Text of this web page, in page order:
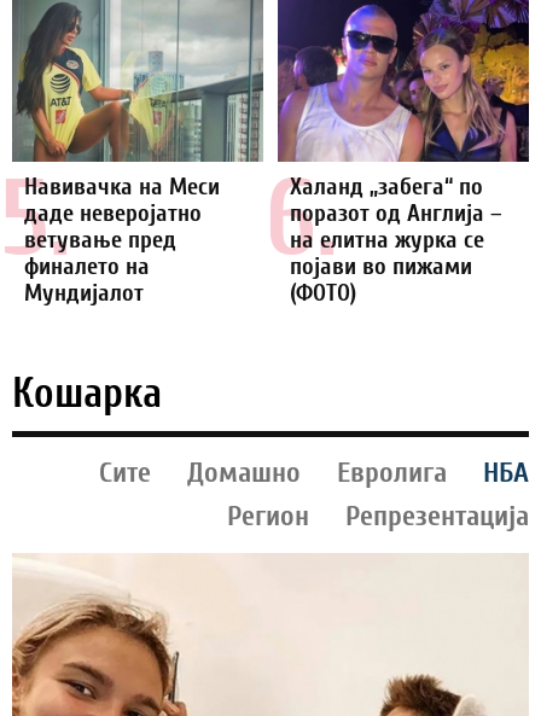
5.
Навивачка на Меси
даде неверојатно
ветување пред
финалето на
Мундијалот
6.
Халанд „забега“ по
поразот од Англија –
на елитна журка се
појави во пижами
(ФОТО)
Кошарка
Сите Домашно Евролига
НБА
Регион
Репрезентација